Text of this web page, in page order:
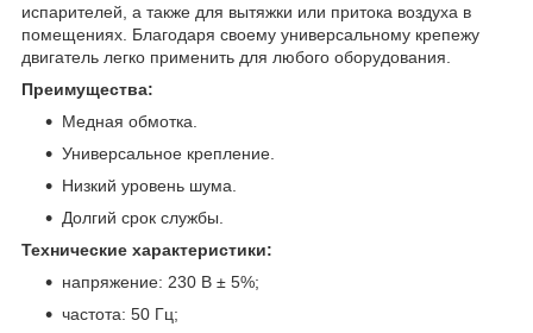
испарителей, а также для вытяжки или притока воздуха в
помещениях. Благодаря своему универсальному крепежу
двигатель легко применить для любого оборудования.
Преимущества:
Медная обмотка.
Универсальное крепление.
Низкий уровень шума.
Долгий срок службы.
Технические характеристики:
напряжение: 230 В ± 5%;
частота: 50 Гц;